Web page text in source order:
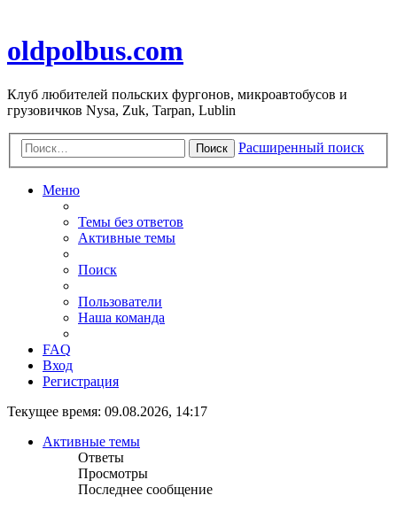
oldpolbus.com
Клуб любителей польских фургонов, микроавтобусов и
грузовичков Nysa, Zuk, Tarpan, Lublin
Поиск Расширенный поиск
Меню
Темы без ответов
Активные темы
Поиск
Пользователи
Наша команда
FAQ
Вход
Регистрация
Текущее время: 09.08.2026, 14:17
Активные темы
Ответы
Просмотры
Последнее сообщение